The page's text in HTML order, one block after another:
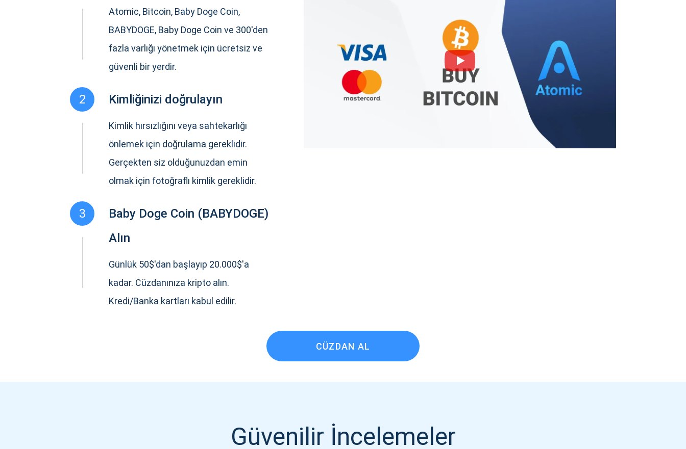
Atomic, Bitcoin, Baby Doge Coin,
BABYDOGE, Baby Doge Coin ve 300'den
fazla varlığı yönetmek için ücretsiz ve
güvenli bir yerdir.
2 Kimliğinizi doğrulayın
Kimlik hırsızlığını veya sahtekarlığı
önlemek için doğrulama gereklidir.
Gerçekten siz olduğunuzdan emin
olmak için fotoğraflı kimlik gereklidir.
3
Baby Doge Coin (BABYDOGE)
Alın
Günlük 50$'dan başlayıp 20.000$'a
kadar. Cüzdanınıza kripto alın.
Kredi/Banka kartları kabul edilir.
CÜZDAN AL
Güvenilir İncelemeler
ABONE OL
support@atomicwallet.io
Güncellemeler için Abone Ol
En son proje güncellemelerini ve kripto kılavuzlarını ilk alan siz olun